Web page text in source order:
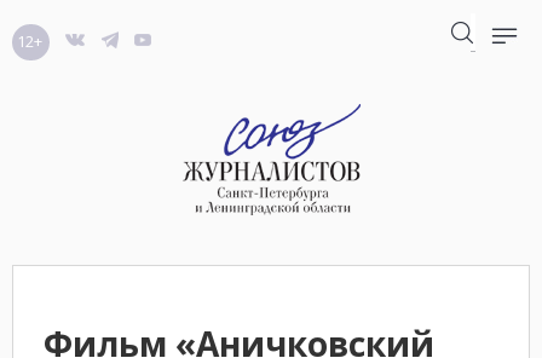
12+
Фильм «Аничковский